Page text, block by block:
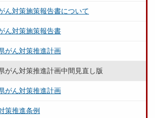
ん対策施策報告書について
ん対策施策報告書
がん対策推進計画
がん対策推進計画中間見直し版
がん対策推進計画
策推進条例